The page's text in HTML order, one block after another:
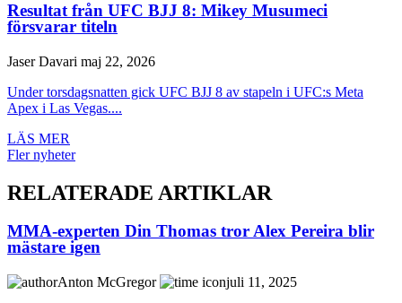
Resultat från UFC BJJ 8: Mikey Musumeci
försvarar titeln
Jaser Davari maj 22, 2026
Under torsdagsnatten gick UFC BJJ 8 av stapeln i UFC:s Meta
Apex i Las Vegas....
LÄS MER
Fler nyheter
RELATERADE ARTIKLAR
MMA-experten Din Thomas tror Alex Pereira blir
mästare igen
Anton McGregor
juli 11, 2025